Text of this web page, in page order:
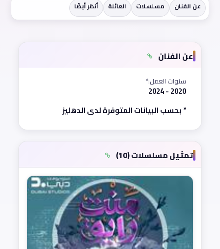
عن الفنان مسلسلات العائلة أنظر أيضًا
عن الفنان
سنوات العمل:*
2020 - 2024
* بحسب البيانات المتوفرة لدى الدهليز
تمثيل مسلسلات (10)